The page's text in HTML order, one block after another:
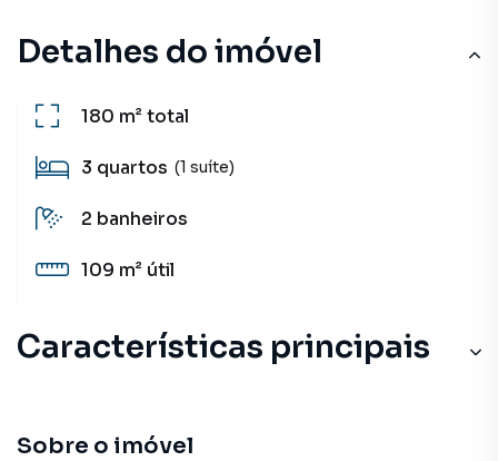
Detalhes do imóvel
180 m²total
3 quartos (1 suíte)
2 banheiros
109 m² útil
Características principais
Sobre o imóvel